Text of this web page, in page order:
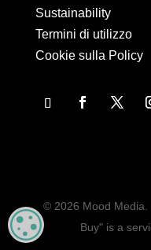
Sustainability
Termini di utilizzo
Cookie sulla Policy
© 2026 Mood Media.
Buy" is a
MANAGE